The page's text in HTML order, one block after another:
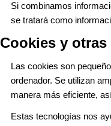
Si combinamos
se tratará como
Cookies y
Las cookies son
ordenador. Se utilizan
manera más eficiente,
Estas tecnologías nos